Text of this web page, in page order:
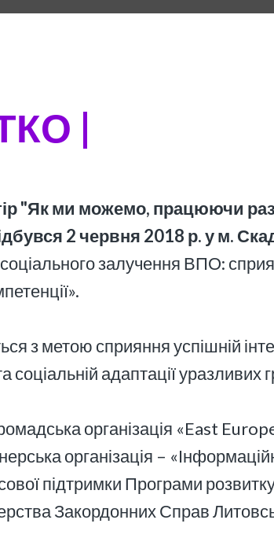
|
"Як ми можемо, працюючи
2 червня 2018 р. у м.
залучення ВПО:
з метою сприяння успішній
соціальній адаптації уразливих
організація «East
організація –
підтримки Програми
Закордонних Справ